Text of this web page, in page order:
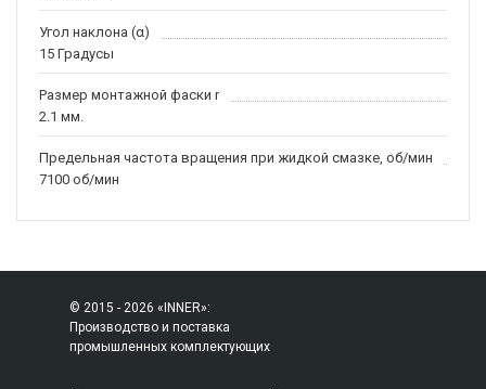
Угол наклона (α)
15 Градусы
Размер монтажной фаски r
2.1 мм.
Предельная частота вращения при жидкой смазке, об/мин
7100 об/мин
© 2015 - 2026 «INNER»:
Производство и поставка
промышленных комплектующих